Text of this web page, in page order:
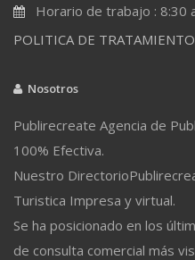
Horario de trabajo : 8:30
POLITICA DE
Nosotros
Publirecreate Agencia de
100% Efectiva.
Nuestro
Turistica Impresa y virtual.
Se ha posicionado en los
de consulta comercial más